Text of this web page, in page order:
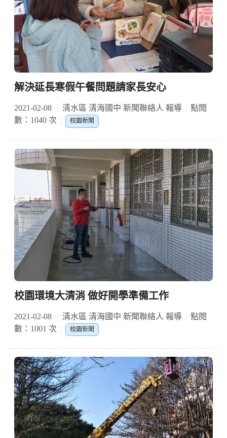
解決延長寒假午餐問題請家長安心
2021-02-08 清水區 清海國中 新聞聯絡人 報導
點閱
數：1040 次
校園新聞
校園環境大清消 做好開學準備工作
2021-02-08 清水區 清海國中 新聞聯絡人 報導
點閱
數：1001 次
校園新聞